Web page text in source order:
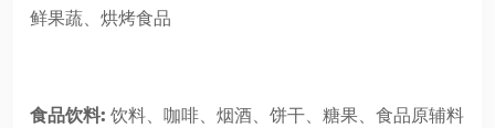
鲜果蔬、烘烤食品
食品饮料: 饮料、咖啡、烟酒、饼干、糖果、食品原辅料